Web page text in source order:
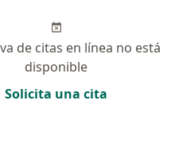
de citas en línea no está
disponible
Solicita una cita